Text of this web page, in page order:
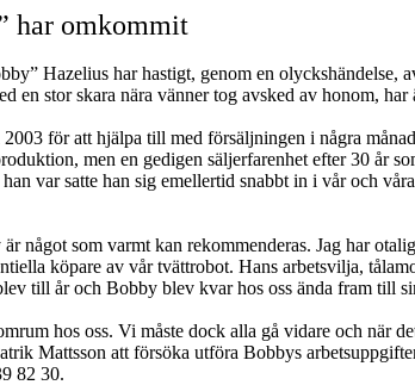
har omkommit
Hazelius har hastigt, genom en olyckshändelse,
en stor skara nära vänner tog avsked av honom, har
för att hjälpa till med försäljningen i några
men en gedigen säljerfarenhet efter 30 år
var satte han sig emellertid snabbt in i vår och
något som varmt kan rekommenderas. Jag har
köpare av vår tvättrobot. Hans arbetsvilja,
till år och Bobby blev kvar hos oss ända fram till
hos oss. Vi måste dock alla gå vidare och när
Mattsson att försöka utföra Bobbys
82 30.